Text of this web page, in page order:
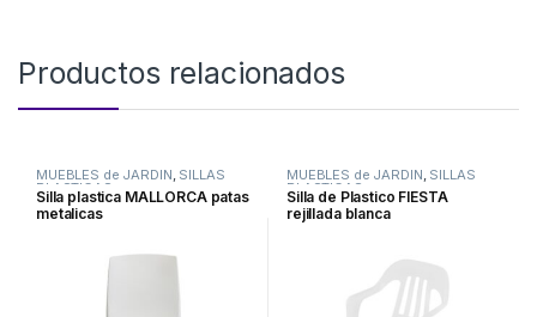
Productos relacionados
MUEBLES de JARDIN, SILLAS
PLASTICAS
Silla plastica MALLORCA patas
metalicas
MUEBLES de JARDIN, SILLAS
PLASTICAS
Silla de Plastico FIESTA
rejillada blanca